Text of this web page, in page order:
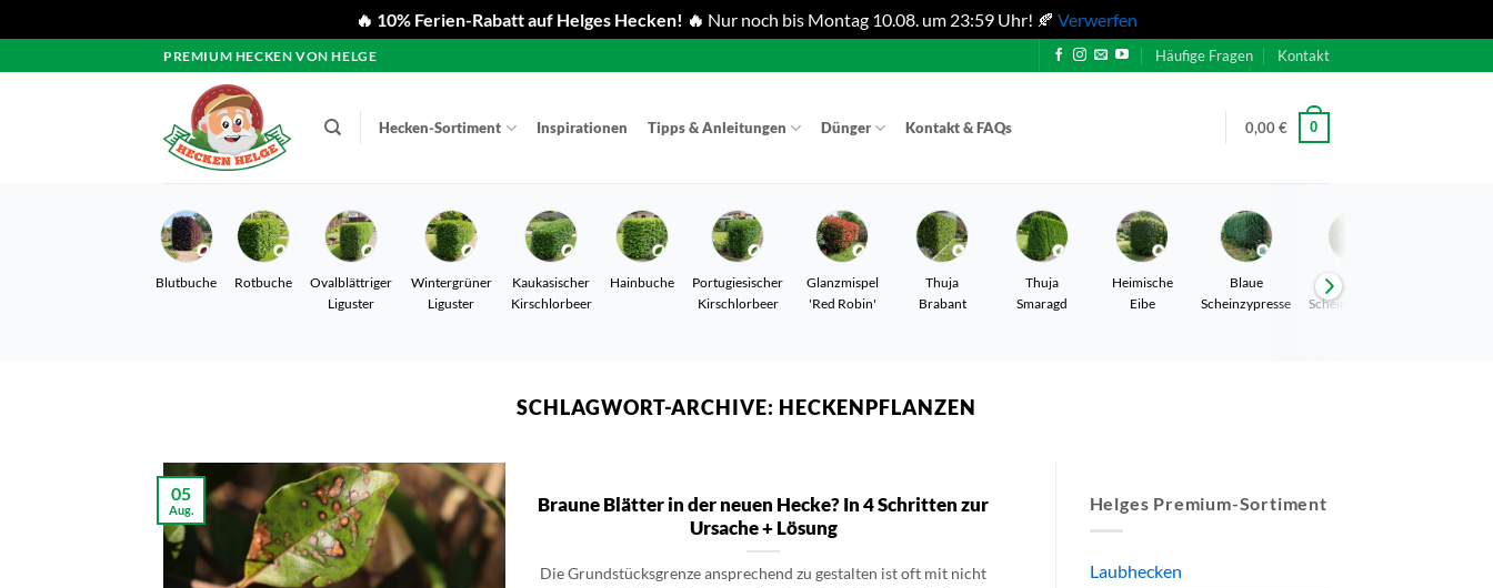
🔥 10% Ferien-Rabatt auf Helges Hecken! 🔥 Nur noch bis Montag 10.08. um 23:59 Uhr! 🍂 Verwerfen
Inhalt
PREMIUM HECKEN VON HELGE Häufige Fragen Kontakt
Hecken-Sortiment Inspirationen Tipps & Anleitungen Dünger Kontakt & FAQs 0,00€ 0
Blutbuche Rotbuche
Ovalblättriger
Liguster
Wintergrüner
Liguster
Kaukasischer
Kirschlorbeer
Hainbuche
Portugiesischer
Kirschlorbeer
Glanzmispel
'Red Robin'
Thuja
Brabant
Thuja
Smaragd
Heimische
Eibe
Blaue
Scheinzypresse
Gelbe
Scheinzypresse
SCHLAGWORT-ARCHIVE: HECKENPFLANZEN
Braune Blätter in der neuen Hecke? In 4 Schritten zur
Ursache + Lösung
Die Grundstücksgrenze ansprechend zu gestalten ist oft mit nicht
05
Aug. Helges Premium-Sortiment
Laubhecken